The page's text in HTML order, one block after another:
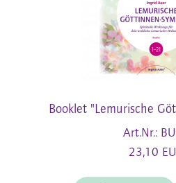
Booklet "Lemurische
Art.Nr.:
23,10